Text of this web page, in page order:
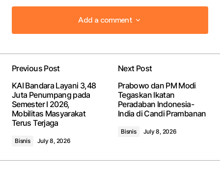
Add a comment
Add a comment
fields are marked*
Comment*
Previous Post
KAI Bandara Layani 3,48
Juta Penumpang pada
Semester I 2026,
Mobilitas Masyarakat
Terus Terjaga
Bisnis July 8, 2026
Next Post
Prabowo dan PM Modi
Tegaskan Ikatan
Peradaban Indonesia-
India di Candi Prambanan
Bisnis July 8, 2026